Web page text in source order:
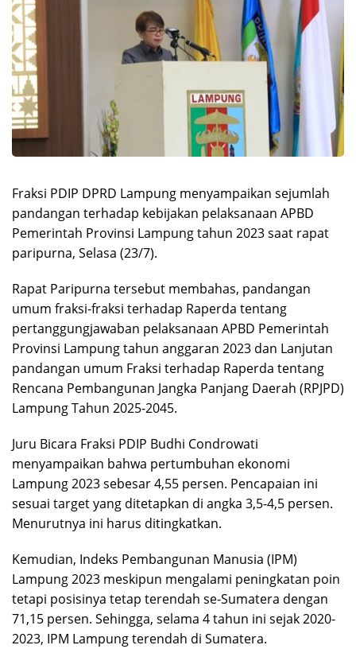
Fraksi PDIP DPRD Lampung menyampaikan sejumlah
pandangan terhadap kebijakan pelaksanaan APBD
Pemerintah Provinsi Lampung tahun 2023 saat rapat
paripurna, Selasa (23/7).
Rapat Paripurna tersebut membahas, pandangan
umum fraksi-fraksi terhadap Raperda tentang
pertanggungjawaban pelaksanaan APBD Pemerintah
Provinsi Lampung tahun anggaran 2023 dan Lanjutan
pandangan umum Fraksi terhadap Raperda tentang
Rencana Pembangunan Jangka Panjang Daerah (RPJPD)
Lampung Tahun 2025-2045.
Juru Bicara Fraksi PDIP Budhi Condrowati
menyampaikan bahwa pertumbuhan ekonomi
Lampung 2023 sebesar 4,55 persen. Pencapaian ini
sesuai target yang ditetapkan di angka 3,5-4,5 persen.
Menurutnya ini harus ditingkatkan.
Kemudian, Indeks Pembangunan Manusia (IPM)
Lampung 2023 meskipun mengalami peningkatan poin
tetapi posisinya tetap terendah se-Sumatera dengan
71,15 persen. Sehingga, selama 4 tahun ini sejak 2020-
2023, IPM Lampung terendah di Sumatera.